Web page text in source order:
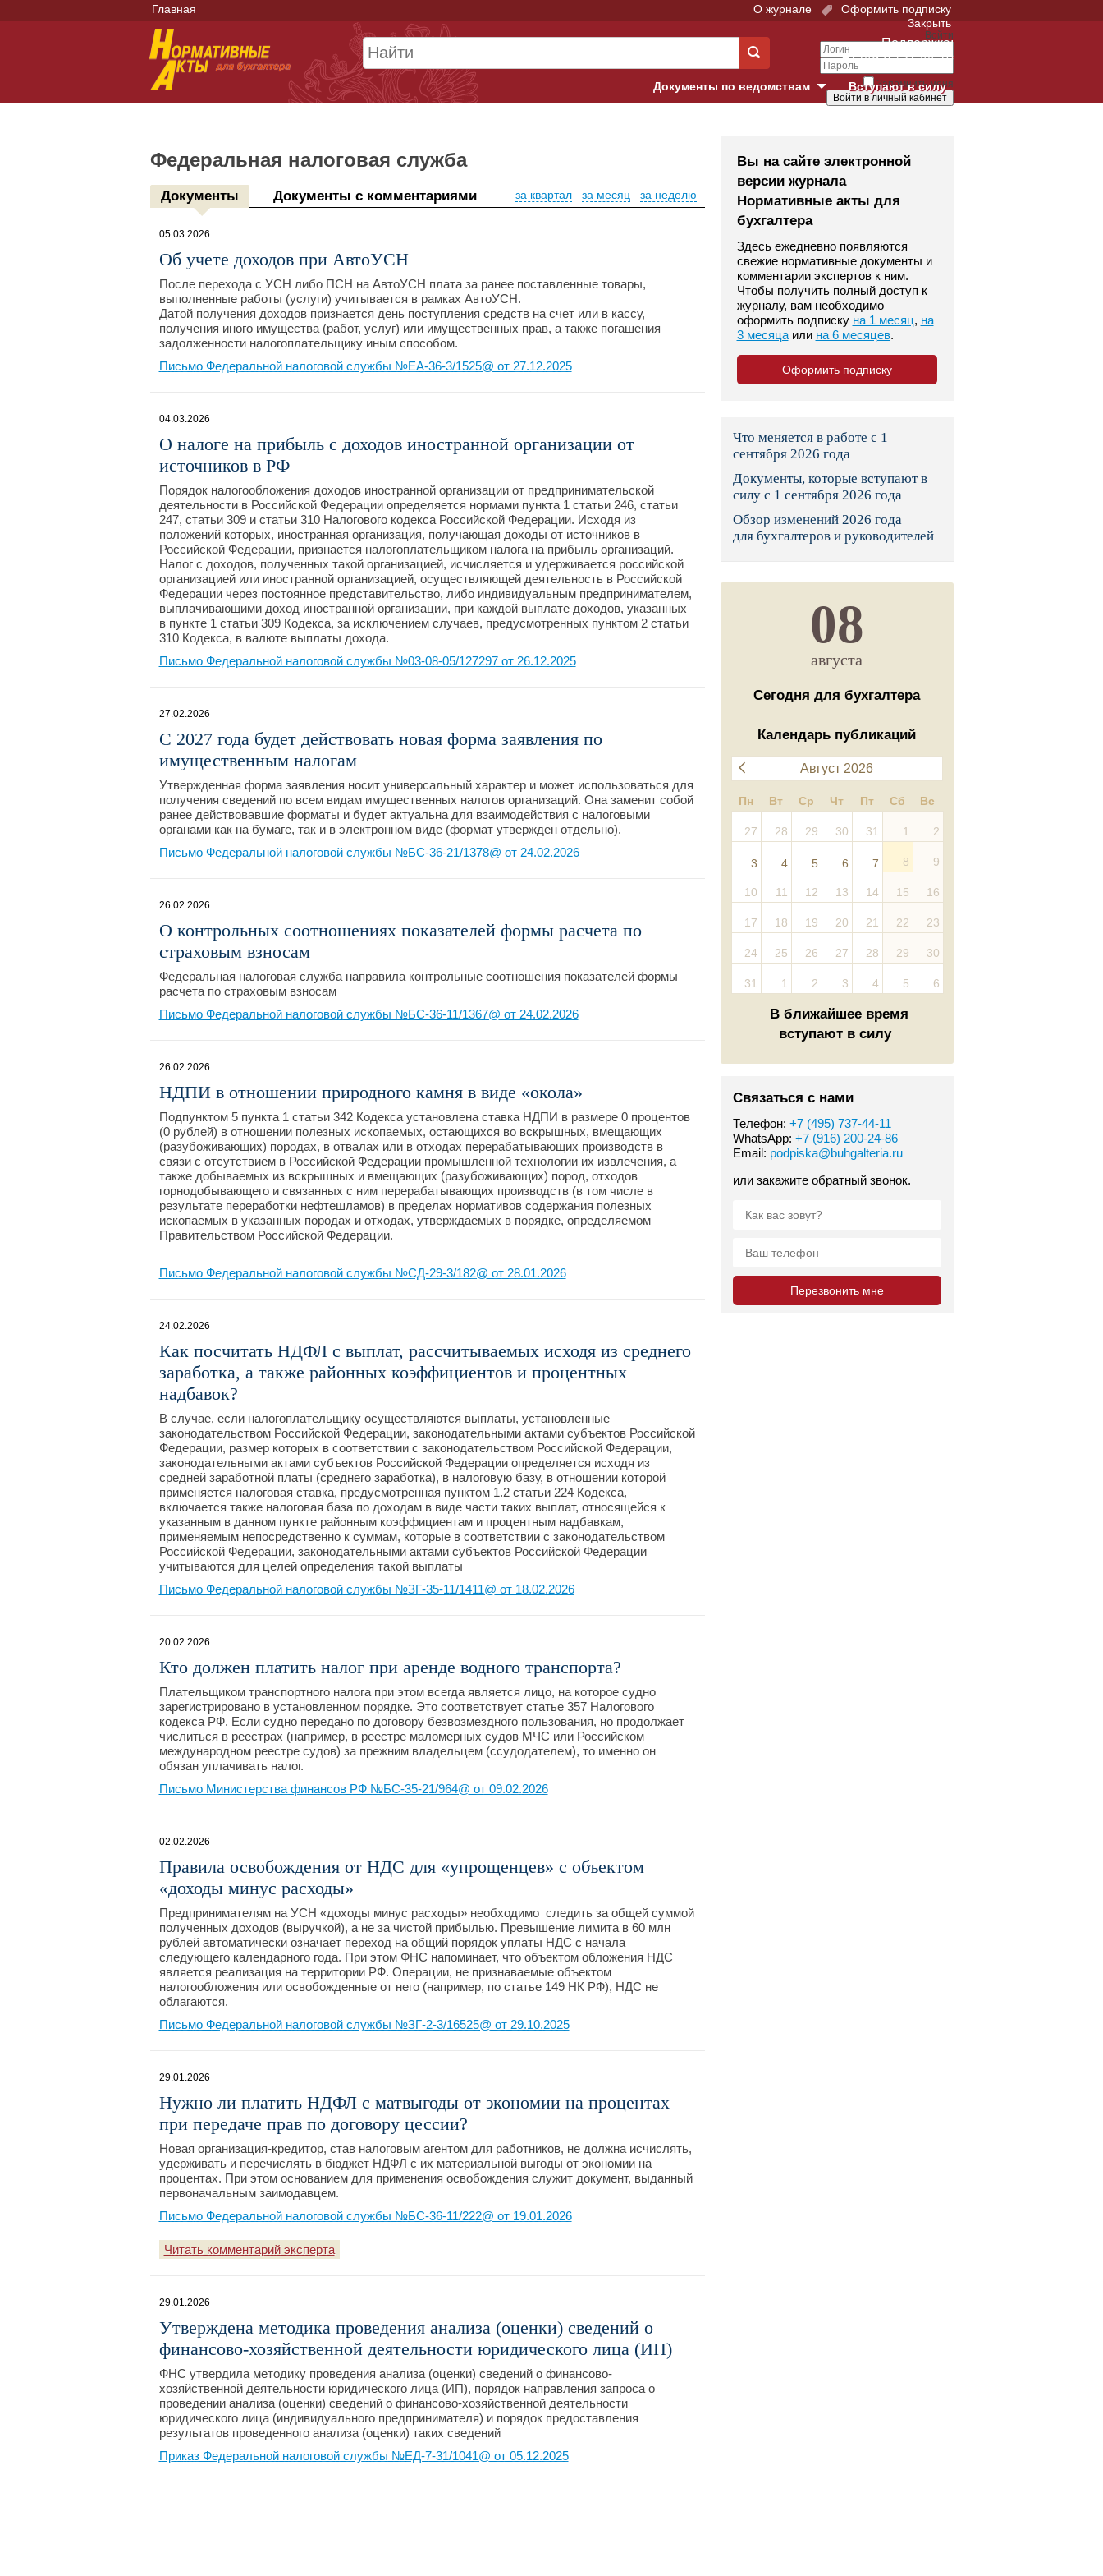
Главная О журнале
Оформить подписку
Закрыть
Войти
Запомнить меня
Поддержка:
+7 (495) 737-44-10
Вступают в силу
Документы по ведомствам
Верховный Суд
Гострудинспекция в г. Москве
Конституционный Суд
Пенсионный фонд
Правительство
Социальный фонд России
Суд общей юрисдикции
Федеральная налоговая служба
Фонд социального страхования
Остальные ведомства
Федеральная налоговая служба
Документы Документы с комментариями за неделю
за месяц
за квартал
05.03.2026
Об учете доходов при АвтоУСН
После перехода с УСН либо ПСН на АвтоУСН плата за ранее поставленные товары,
выполненные работы (услуги) учитывается в рамках АвтоУСН.
Датой получения доходов признается день поступления средств на счет или в кассу,
получения иного имущества (работ, услуг) или имущественных прав, а также погашения
задолженности налогоплательщику иным способом.
Письмо Федеральной налоговой службы №ЕА-36-3/1525@ от 27.12.2025
04.03.2026
О налоге на прибыль с доходов иностранной организации от
источников в РФ
Порядок налогообложения доходов иностранной организации от предпринимательской
деятельности в Российской Федерации определяется нормами пункта 1 статьи 246, статьи
247, статьи 309 и статьи 310 Налогового кодекса Российской Федерации. Исходя из
положений которых, иностранная организация, получающая доходы от источников в
Российской Федерации, признается налогоплательщиком налога на прибыль организаций.
Налог с доходов, полученных такой организацией, исчисляется и удерживается российской
организацией или иностранной организацией, осуществляющей деятельность в Российской
Федерации через постоянное представительство, либо индивидуальным предпринимателем,
выплачивающими доход иностранной организации, при каждой выплате доходов, указанных
в пункте 1 статьи 309 Кодекса, за исключением случаев, предусмотренных пунктом 2 статьи
310 Кодекса, в валюте выплаты дохода.
Письмо Федеральной налоговой службы №03-08-05/127297 от 26.12.2025
27.02.2026
С 2027 года будет действовать новая форма заявления по
имущественным налогам
Утвержденная форма заявления носит универсальный характер и может использоваться для
получения сведений по всем видам имущественных налогов организаций. Она заменит собой
ранее действовавшие форматы и будет актуальна для взаимодействия с налоговыми
органами как на бумаге, так и в электронном виде (формат утвержден отдельно).
Письмо Федеральной налоговой службы №БС-36-21/1378@ от 24.02.2026
26.02.2026
О контрольных соотношениях показателей формы расчета по
страховым взносам
Федеральная налоговая служба направила контрольные соотношения показателей формы
расчета по страховым взносам
Письмо Федеральной налоговой службы №БС-36-11/1367@ от 24.02.2026
26.02.2026
НДПИ в отношении природного камня в виде «окола»
Подпунктом 5 пункта 1 статьи 342 Кодекса установлена ставка НДПИ в размере 0 процентов
(0 рублей) в отношении полезных ископаемых, остающихся во вскрышных, вмещающих
(разубоживающих) породах, в отвалах или в отходах перерабатывающих производств в
связи с отсутствием в Российской Федерации промышленной технологии их извлечения, а
также добываемых из вскрышных и вмещающих (разубоживающих) пород, отходов
горнодобывающего и связанных с ним перерабатывающих производств (в том числе в
результате переработки нефтешламов) в пределах нормативов содержания полезных
ископаемых в указанных породах и отходах, утверждаемых в порядке, определяемом
Правительством Российской Федерации.
Письмо Федеральной налоговой службы №СД-29-3/182@ от 28.01.2026
24.02.2026
Как посчитать НДФЛ с выплат, рассчитываемых исходя из среднего
заработка, а также районных коэффициентов и процентных
надбавок?
В случае, если налогоплательщику осуществляются выплаты, установленные
законодательством Российской Федерации, законодательными актами субъектов Российской
Федерации, размер которых в соответствии с законодательством Российской Федерации,
законодательными актами субъектов Российской Федерации определяется исходя из
средней заработной платы (среднего заработка), в налоговую базу, в отношении которой
применяется налоговая ставка, предусмотренная пунктом 1.2 статьи 224 Кодекса,
включается также налоговая база по доходам в виде части таких выплат, относящейся к
указанным в данном пункте районным коэффициентам и процентным надбавкам,
применяемым непосредственно к суммам, которые в соответствии с законодательством
Российской Федерации, законодательными актами субъектов Российской Федерации
учитываются для целей определения такой выплаты
Письмо Федеральной налоговой службы №ЗГ-35-11/1411@ от 18.02.2026
20.02.2026
Кто должен платить налог при аренде водного транспорта?
Плательщиком транспортного налога при этом всегда является лицо, на которое судно
зарегистрировано в установленном порядке. Это соответствует статье 357 Налогового
кодекса РФ. Если судно передано по договору безвозмездного пользования, но продолжает
числиться в реестрах (например, в реестре маломерных судов МЧС или Российском
международном реестре судов) за прежним владельцем (ссудодателем), то именно он
обязан уплачивать налог.
Письмо Министерства финансов РФ №БС-35-21/964@ от 09.02.2026
02.02.2026
Правила освобождения от НДС для «упрощенцев» с объектом
«доходы минус расходы»
Предпринимателям на УСН «доходы минус расходы» необходимо следить за общей суммой
полученных доходов (выручкой), а не за чистой прибылью. Превышение лимита в 60 млн
рублей автоматически означает переход на общий порядок уплаты НДС с начала
следующего календарного года. При этом ФНС напоминает, что объектом обложения НДС
является реализация на территории РФ. Операции, не признаваемые объектом
налогообложения или освобожденные от него (например, по статье 149 НК РФ), НДС не
облагаются.
Письмо Федеральной налоговой службы №ЗГ-2-3/16525@ от 29.10.2025
29.01.2026
Нужно ли платить НДФЛ с матвыгоды от экономии на процентах
при передаче прав по договору цессии?
Новая организация-кредитор, став налоговым агентом для работников, не должна исчислять,
удерживать и перечислять в бюджет НДФЛ с их материальной выгоды от экономии на
процентах. При этом основанием для применения освобождения служит документ, выданный
первоначальным заимодавцем.
Письмо Федеральной налоговой службы №БС-36-11/222@ от 19.01.2026
Читать комментарий эксперта
29.01.2026
Утверждена методика проведения анализа (оценки) сведений о
финансово-хозяйственной деятельности юридического лица (ИП)
ФНС утвердила методику проведения анализа (оценки) сведений о финансово-
хозяйственной деятельности юридического лица (ИП), порядок направления запроса о
проведении анализа (оценки) сведений о финансово-хозяйственной деятельности
юридического лица (индивидуального предпринимателя) и порядок предоставления
результатов проведенного анализа (оценки) таких сведений
Приказ Федеральной налоговой службы №ЕД-7-31/1041@ от 05.12.2025
Вы на сайте электронной
версии журнала
Нормативные акты для
бухгалтера
Здесь ежедневно появляются
свежие нормативные документы и
комментарии экспертов к ним.
Чтобы получить полный доступ к
журналу, вам необходимо
оформить подписку на 1 месяц, на
3 месяцаили на 6 месяцев.
Оформить подписку
Что меняется в работе с 1
сентября 2026 года
Документы, которые вступают в
силу с 1 сентября 2026 года
Обзор изменений 2026 года
для бухгалтеров и руководителей
08
августа
Сегодня для бухгалтера
Календарь публикаций
Август 2026
Пн Вт Ср Чт Пт Сб Вс
27 28 29 30 31 1 2
3 4 5 6 7 8 9
10 11 12 13 14 15 16
17 18 19 20 21 22 23
24 25 26 27 28 29 30
31 1 2 3 4 5 6
В ближайшее время
вступают в силу
Связаться с нами
Телефон: +7 (495) 737-44-11
WhatsApp: +7 (916) 200-24-86
Email: podpiska@buhgalteria.ru
или закажите обратный звонок.